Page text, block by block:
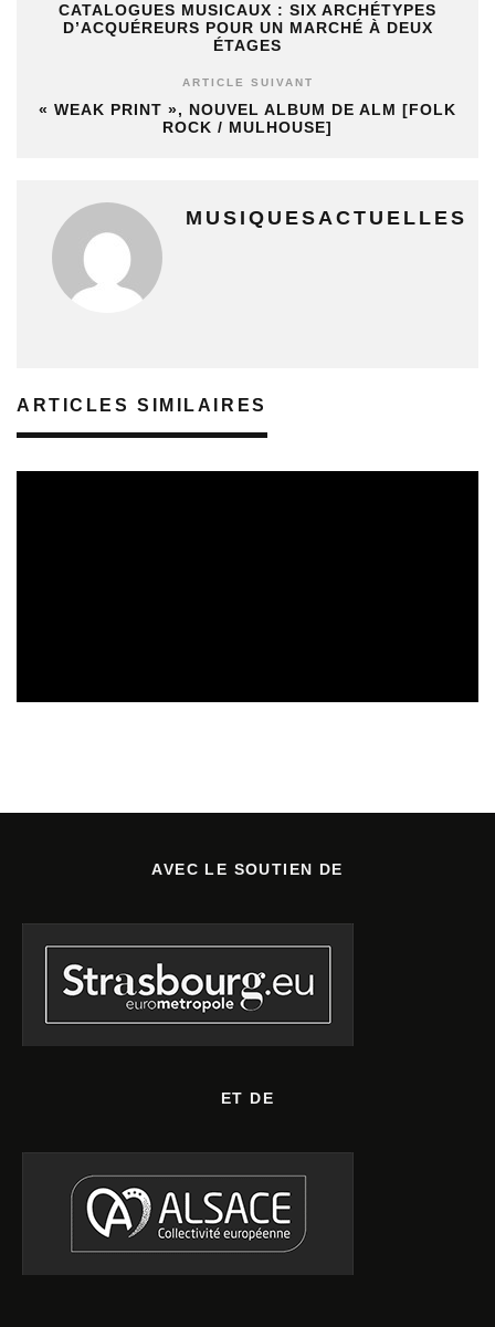
CATALOGUES MUSICAUX : SIX ARCHÉTYPES
D’ACQUÉREURS POUR UN MARCHÉ À DEUX
ÉTAGES
ARTICLE SUIVANT
« WEAK PRINT », NOUVEL ALBUM DE ALM [FOLK
ROCK / MULHOUSE]
MUSIQUESACTUELLES
ARTICLES SIMILAIRES
AVEC LE SOUTIEN DE
ET DE